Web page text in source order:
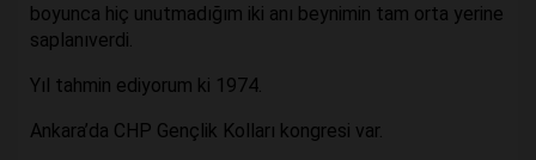
boyunca hiç unutmadığım iki anı beynimin tam orta yerine
saplanıverdi.
Yıl tahmin ediyorum ki 1974.
Ankara’da CHP Gençlik Kolları kongresi var.